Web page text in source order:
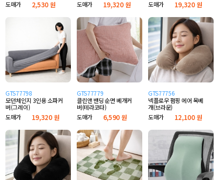
도매가
2,530 원
도매가
19,320 원
도매가
19,320 원
GTS77798
모던체인지 3인용 소파커
버(그레이)
도매가
19,320 원
GTS77779
클린앤 밴딩 순면 베개커
버(테라코타)
도매가
6,590 원
GTS77756
넥플로우 펌핑 에어 목베
개(브라운)
도매가
12,100 원